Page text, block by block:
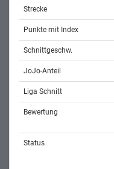
Strecke
Punkte mit Index
Schnittgeschw.
JoJo-Anteil
Liga Schnitt
Bewertung
Status